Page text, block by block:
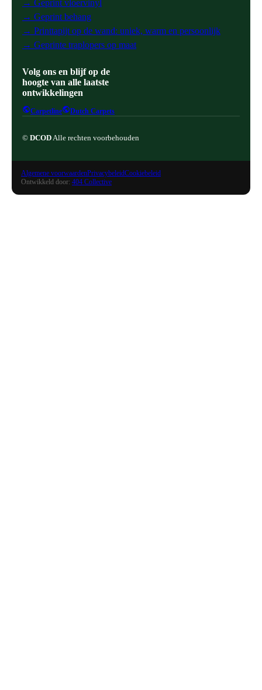
→ Geprint vloervinyl
→ Geprint behang
→ Printtapijt op de wand: uniek, warm en persoonlijk
→ Geprinte traplopers op maat
Volg ons en blijf op de
hoogte van alle laatste
ontwikkelingen
Carpetline Dutch Carpets
© DCOD Alle rechten voorbehouden
Algemene voorwaardenPrivacybeleidCookiebeleid
Ontwikkeld door: 404 Collective